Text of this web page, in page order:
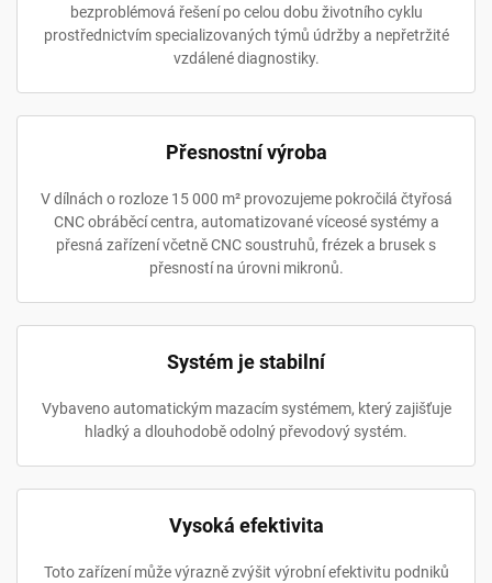
bezproblémová řešení po celou dobu životního cyklu
prostřednictvím specializovaných týmů údržby a nepřetržité
vzdálené diagnostiky.
Přesnostní výroba
V dílnách o rozloze 15 000 m² provozujeme pokročilá čtyřosá
CNC obráběcí centra, automatizované víceosé systémy a
přesná zařízení včetně CNC soustruhů, frézek a brusek s
přesností na úrovni mikronů.
Systém je stabilní
Vybaveno automatickým mazacím systémem, který zajišťuje
hladký a dlouhodobě odolný převodový systém.
Vysoká efektivita
Toto zařízení může výrazně zvýšit výrobní efektivitu podniků